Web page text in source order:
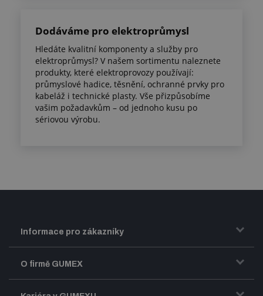
Dodáváme pro elektroprůmysl
Hledáte kvalitní komponenty a služby pro
elektroprůmysl? V našem sortimentu naleznete
produkty, které elektroprovozy používají:
průmyslové hadice, těsnění, ochranné prvky pro
kabeláž i technické plasty. Vše přizpůsobíme
vašim požadavkům – od jednoho kusu po
sériovou výrobu.
Informace pro zákazníky
Doprava a zasílání zboží
Obchodní podmínky
O firmě GUMEX
Představení firmy GUMEX